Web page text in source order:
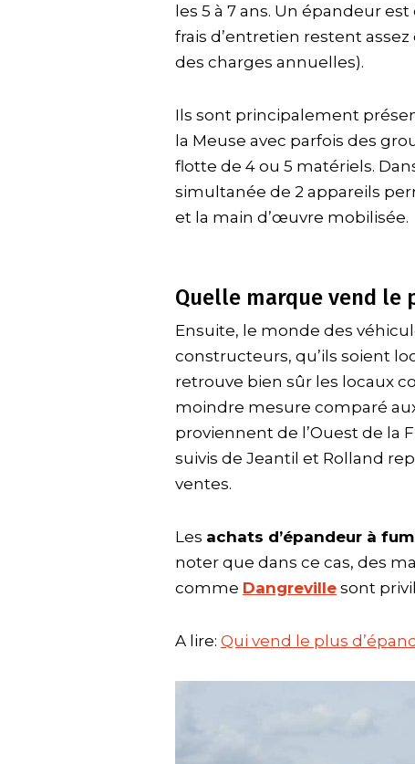
les 5 à 7 ans. Un épandeur
frais d’entretien restent assez
des charges annuelles).
Ils sont principalement
la Meuse avec parfois des
flotte de 4 ou 5 matériels.
simultanée de 2 appareils
et la main d’œuvre mobilisée.
Quelle marque vend le
Ensuite, le monde des
constructeurs, qu’ils soient
retrouve bien sûr les locaux
moindre mesure comparé
proviennent de l’Ouest de la
suivis de Jeantil et Rolland
ventes.
Les achats d’épandeur à
noter que dans ce cas, des
comme Dangreville sont
A lire: Qui vend le plus